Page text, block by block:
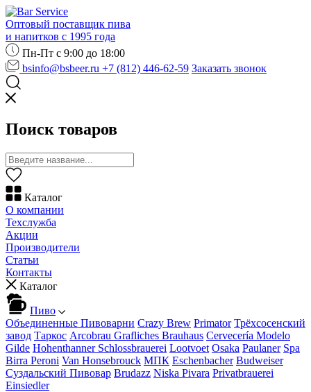
Оптовый поставщик пива
и напитков с 1995 года
Пн-Пт с 9:00 до 18:00
bsinfo@bsbeer.ru +7 (812) 446-62-59 Заказать звонок
Поиск товаров
Каталог
О компании
Техслужба
Акции
Производители
Статьи
Контакты
Каталог
Пиво
Объединенные Пивоварни Crazy Brew Primator Трёхсосенский
завод Таркос Arcobrau Grafliches Brauhaus Cervecería Modelo
Gilde Hohenthanner Schlossbrauerei Lootvoet Osaka Paulaner Spa
Birra Peroni Van Honsebrouck МПК Eschenbacher Budweiser
Суздальский Пивовар Brudazz Niska Pivara Privatbrauerei
Einsiedler